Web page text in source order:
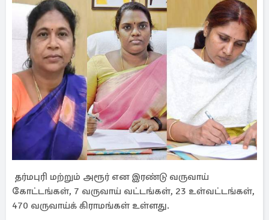
தர்மபுரி மற்றும் அரூர் என இரண்டு வருவாய்
கோட்டங்கள், 7 வருவாய் வட்டங்கள், 23 உள்வட்டங்கள்,
470 வருவாய்க் கிராமங்கள் உள்ளது.